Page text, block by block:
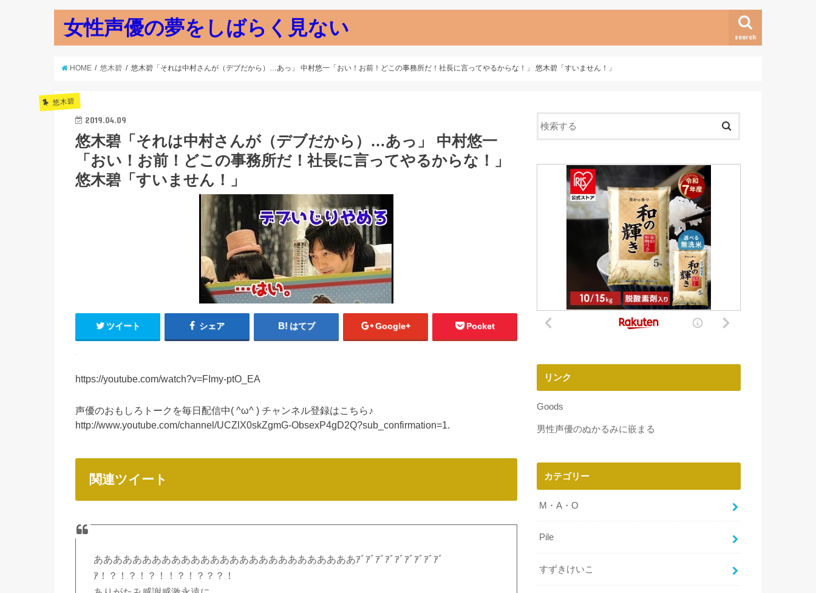
女性声優の夢をしばらく見ない search
HOME 悠木碧 悠木碧「それは中村さんが（デブだから）…あっ」 中村悠一「おい！お前！どこの事務所だ！社長に言ってやるからな！」 悠木碧「すいません！」
悠木碧
2019.04.09
悠木碧「それは中村さんが（デブだから）…あっ」 中村悠一
「おい！お前！どこの事務所だ！社長に言ってやるからな！」
悠木碧「すいません！」
ツイート シェア はてブ Google+ Pocket
https://youtube.com/watch?v=FImy-ptO_EA
声優のおもしろトークを毎日配信中( ^ω^ ) チャンネル登録はこちら♪
http://www.youtube.com/channel/UCZlX0skZgmG-ObsexP4gD2Q?sub_confirmation=1.
関連ツイート
あああああああああああああああああああああああああああｱﾞｱﾞｱﾞｱﾞｱﾞｱﾞｱﾞｱﾞｱﾞ
ｱ！？！？！？！！？！？？？！
リンク
Goods
男性声優のぬかるみに嵌まる
カテゴリー
M・A・O
Pile
すずきけいこ